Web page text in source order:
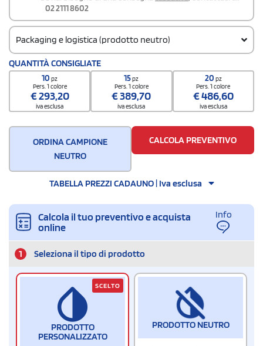
02 2111 8602
Packaging e logistica (prodotto neutro)
Codice doganale
61102099
QUANTITÀ CONSIGLIATE
10pz
Pers. 1 colore
€293,20
iva esclusa
15pz
Pers. 1 colore
€389,70
iva esclusa
20 pz
Pers. 1 colore
€486,60
iva esclusa
ORDINA CAMPIONE
NEUTRO
CALCOLA PREVENTIVO
TABELLA PREZZI CADAUNO | Iva esclusa
Calcola il tuo preventivo e acquista
online
Info
1 Seleziona il tipo di prodotto
PRODOTTO
PERSONALIZZATO
SCELTO
PRODOTTO NEUTRO